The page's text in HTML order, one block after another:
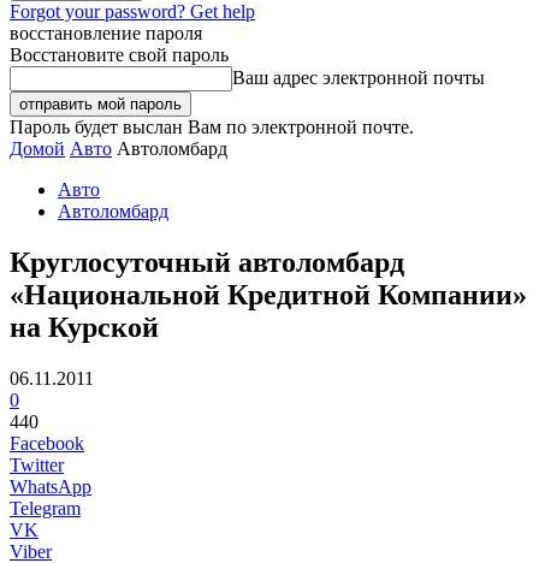
Forgot your password? Get help
восстановление пароля
Восстановите свой пароль
Ваш адрес электронной почты
Пароль будет выслан Вам по электронной почте.
Домой Авто Автоломбард
Авто
Автоломбард
Круглосуточный автоломбард
«Национальной Кредитной Компании»
на Курской
06.11.2011
0
440
Facebook
Twitter
WhatsApp
Telegram
VK
Viber